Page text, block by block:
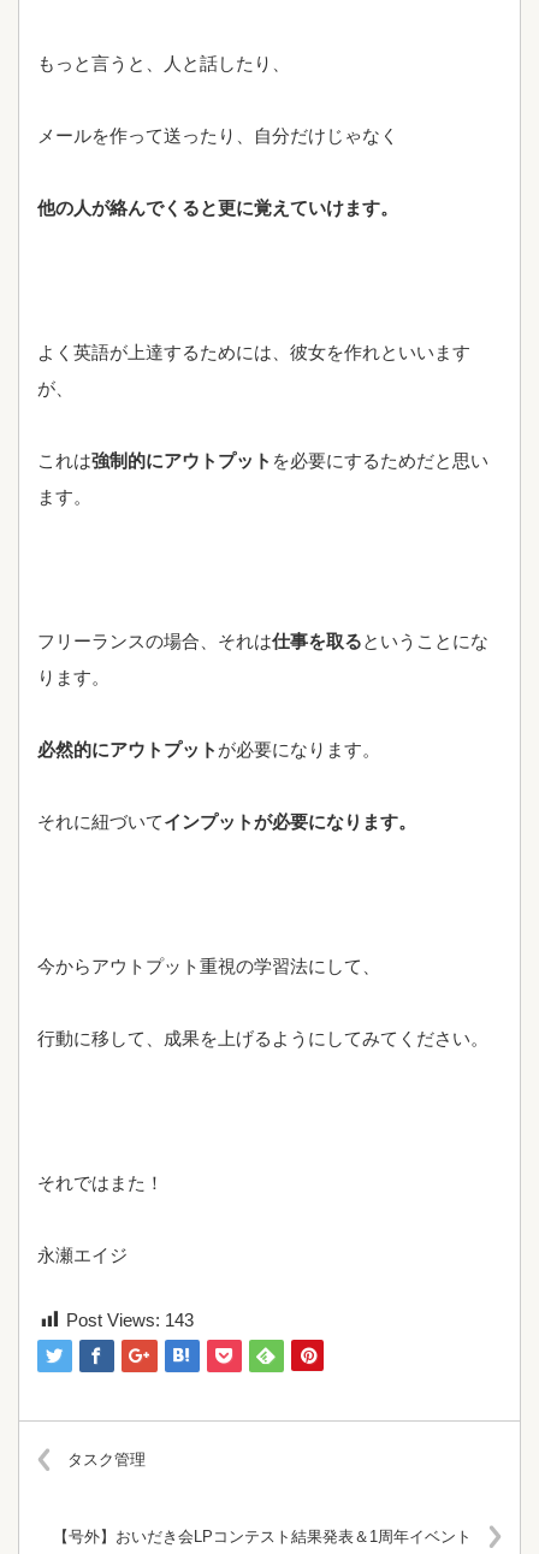
もっと言うと、人と話したり、
メールを作って送ったり、自分だけじゃなく
他の人が絡んでくると更に覚えていけます。
よく英語が上達するためには、彼女を作れといいます
が、
これは強制的にアウトプット を必要にするためだと思い
ます。
フリーランスの場合、それは仕事を取るということにな
ります。
必然的にアウトプット が必要になります。
それに紐づいてインプットが必要になります。
今からアウトプット重視の学習法にして、
行動に移して、成果を上げるようにしてみてください。
それではまた！
永瀬エイジ
Post Views: 143
タスク管理
【号外】おいだき会LPコンテスト結果発表＆1周年イベント